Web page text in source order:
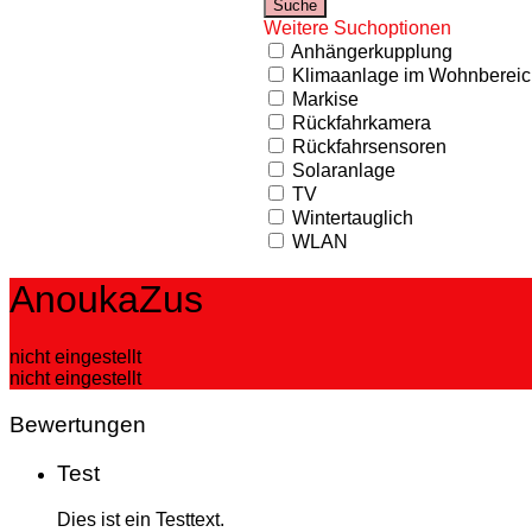
Weitere Suchoptionen
Anhängerkupplung
Klimaanlage im
Markise
Rückfahrkamera
Rückfahrsensoren
Solaranlage
TV
Wintertauglich
WLAN
AnoukaZus
nicht eingestellt
nicht eingestellt
Bewertungen
Test
Dies ist ein Testtext.